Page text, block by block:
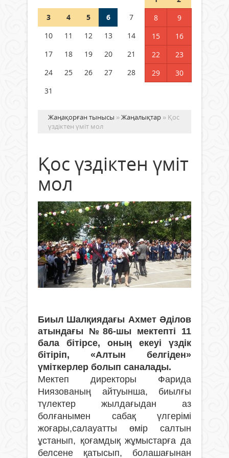
Қысқы демалыс 14 күн: 2026–
каникул кестесі бекітілді
04 тамыз 2026 ж.
3
4 5 6 7 8
9
10
11 12 13 14 15
16
17
18 19 20 21 22
23
24
25 26 27 28 29
30
31
Жаңақорған тынысы »Жаңалықтар » Қос
үздіктен үміт мол
Қос үздіктен үміт
мол
Биыл Шалқиядағы Ахмет Әділов
атындағы №86-шы мектепті 11
бала бітірсе, оның екеуі үздік
бітіріп, «Алтын белгіден»
үміткерлер болып саналады.
Мектеп директоры Фарида
Ниязованың айтуынша, биылғы
түлектер жылдағыдан аз
болғанымен сабақ үлгерімі
жоғары,салауатты өмір салтын
ұстанып, қоғамдық жұмыстарға да
белсене қатысып, болашағынан